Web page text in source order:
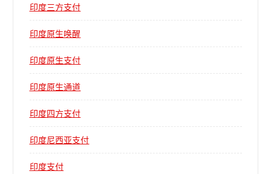
印度三方支付
印度原生唤醒
印度原生支付
印度原生通道
印度四方支付
印度尼西亚支付
印度支付